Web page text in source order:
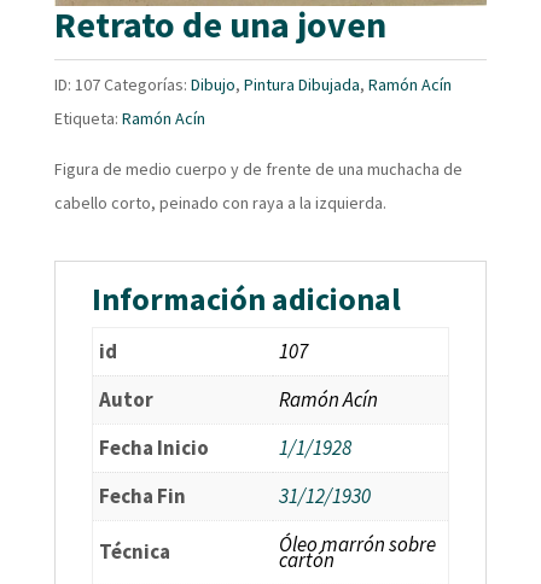
Retrato de una joven
ID: 107Categorías: Dibujo, Pintura Dibujada, Ramón Acín
Etiqueta: Ramón Acín
Figura de medio cuerpo y de frente de una muchacha de
cabello corto, peinado con raya a la izquierda.
Información adicional
id
107
Autor
Ramón Acín
Fecha Inicio
1/1/1928
Fecha Fin
31/12/1930
Técnica Óleo marrón sobre
cartón